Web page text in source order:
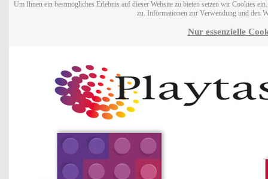
Um Ihnen ein bestmögliches Erlebnis auf dieser Website zu bieten setzen wir Cookies
zu. Informationen zur Verwendung und den
Nur essenzielle